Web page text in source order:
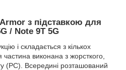
з підставкою для
/ Note 9T 5G
і складається з кількох
виконана з жорсткого,
(PC). Всередині розташований